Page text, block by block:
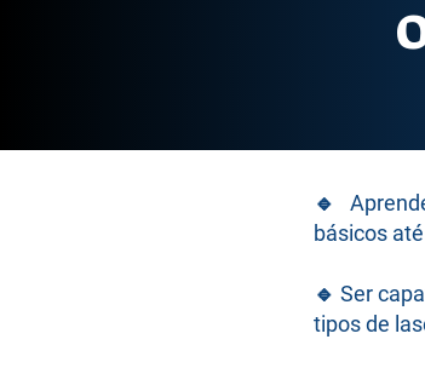
🔹
básicos
🔹 Ser
tipos de